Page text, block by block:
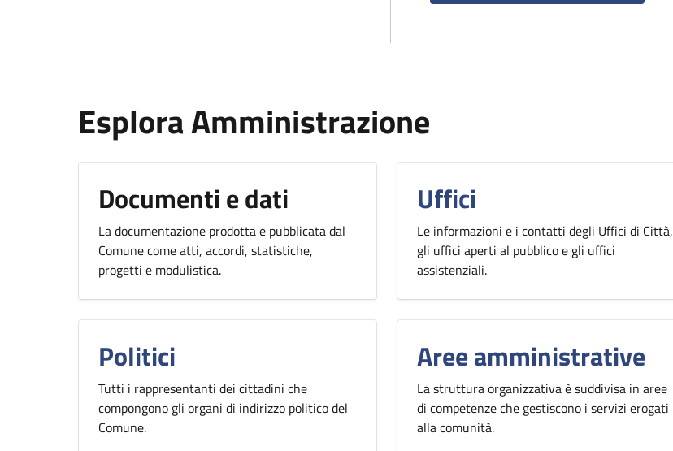
Esplora Amministrazione
Documenti e dati
La documentazione prodotta e pubblicata dal
Comune come atti, accordi, statistiche,
progetti e modulistica.
Uffici
Le informazioni e i contatti degli Uffici di Città,
gli uffici aperti al pubblico e gli uffici
assistenziali.
Politici
Tutti i rappresentanti dei cittadini che
compongono gli organi di indirizzo politico del
Comune.
Aree amministrative
La struttura organizzativa è suddivisa in aree
di competenze che gestiscono i servizi erogati
alla comunità.